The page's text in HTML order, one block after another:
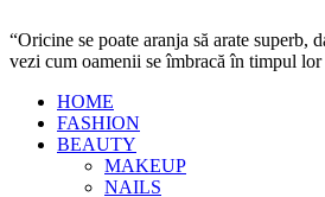
“Oricine se poate aranja să arate superb,
vezi cum oamenii se îmbracă în timpul
HOME
FASHION
BEAUTY
MAKEUP
NAILS